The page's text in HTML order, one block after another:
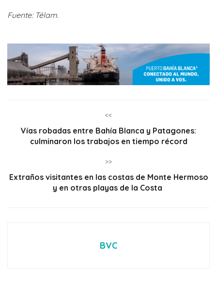
Fuente: Télam.
<<
Vías robadas entre Bahía Blanca y Patagones:
culminaron los trabajos en tiempo récord
>>
Extraños visitantes en las costas de Monte Hermoso
y en otras playas de la Costa
BVC